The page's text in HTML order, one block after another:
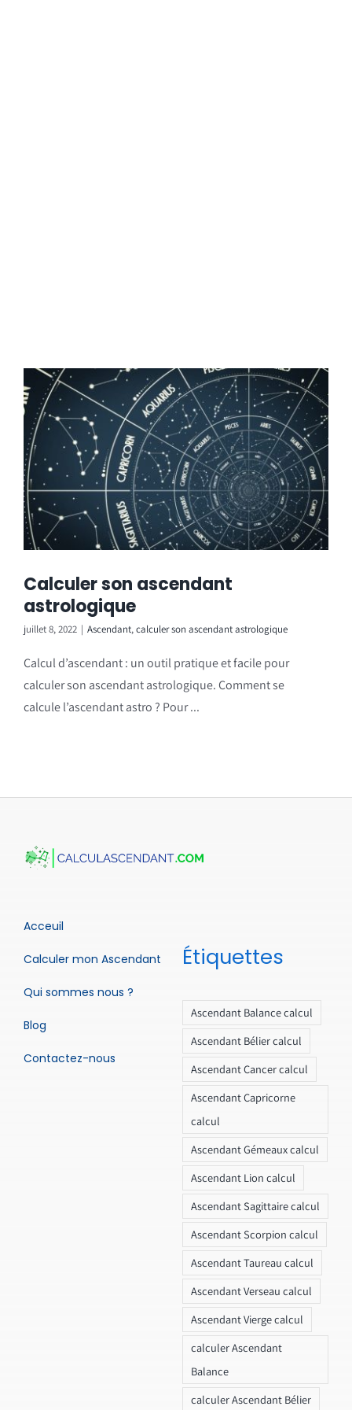
Calculer son ascendant
astrologique
juillet 8, 2022 | Ascendant,calculer son ascendant astrologique
Calcul d’ascendant : un outil pratique et facile pour
calculer son ascendant astrologique. Comment se
calcule l’ascendant astro ? Pour ...
Acceuil
Calculer mon Ascendant
Qui sommes nous ?
Blog
Contactez-nous
Étiquettes
Ascendant Balance calcul
Ascendant Bélier calcul
Ascendant Cancer calcul
Ascendant Capricorne
calcul
Ascendant Gémeaux calcul
Ascendant Lion calcul
Ascendant Sagittaire calcul
Ascendant Scorpion calcul
Ascendant Taureau calcul
Ascendant Verseau calcul
Ascendant Vierge calcul
calculer Ascendant
Balance
calculer Ascendant Bélier